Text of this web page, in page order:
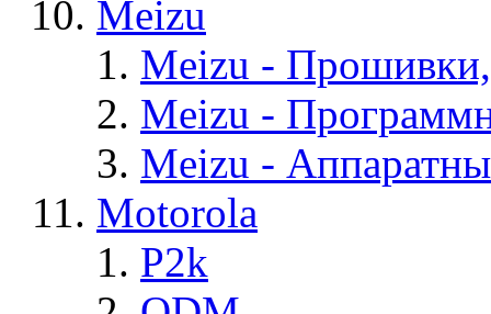
Meizu
Meizu -
Meizu -
Meizu -
Motorola
P2k